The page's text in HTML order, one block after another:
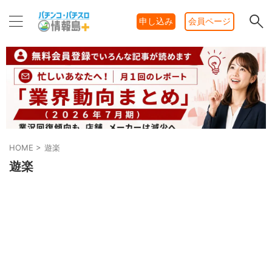
申し込み 会員ページ
HOME > 遊楽
遊楽